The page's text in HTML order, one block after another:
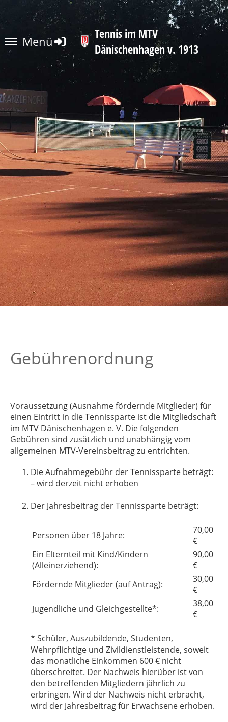
Menü
Tennis im MTV
Dänischenhagen v. 1913
Gebührenordnung
Voraussetzung (Ausnahme fördernde Mitglieder) für
einen Eintritt in die Tennissparte ist die Mitgliedschaft
im MTV Dänischenhagen e. V. Die folgenden
Gebühren sind zusätzlich und unabhängig vom
allgemeinen MTV-Vereinsbeitrag zu entrichten.
Die Aufnahmegebühr der Tennissparte beträgt:
– wird derzeit nicht erhoben
Der Jahresbeitrag der Tennissparte beträgt:
Personen über 18 Jahre:
70,00
€
Ein Elternteil mit Kind/Kindern
(Alleinerziehend):
90,00
€
Fördernde Mitglieder (auf Antrag):
30,00
€
Jugendliche und Gleichgestellte*:
38,00
€
* Schüler, Auszubildende, Studenten,
Wehrpflichtige und Zivildienstleistende, soweit
das monatliche Einkommen 600 € nicht
überschreitet. Der Nachweis hierüber ist von
den betreffenden Mitgliedern jährlich zu
erbringen. Wird der Nachweis nicht erbracht,
wird der Jahresbeitrag für Erwachsene erhoben.